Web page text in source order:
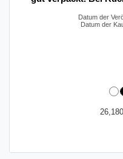
Datum der
Datum der